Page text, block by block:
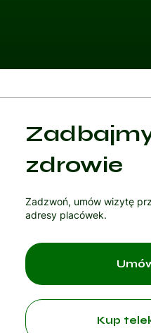
zdrowie
Zadzwoń, umów wizytę
adresy placówek.
Kup